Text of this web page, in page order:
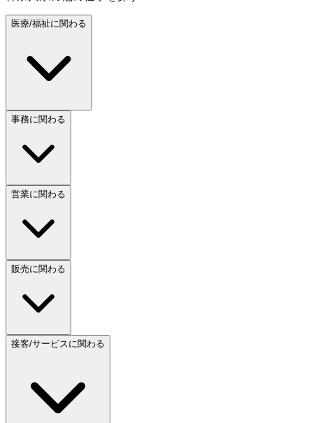
医療/福祉に関わる
事務に関わる
営業に関わる
販売に関わる
接客/サービスに関わる